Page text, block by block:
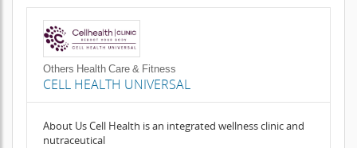
Others Health Care & Fitness
CELL HEALTH UNIVERSAL
About Us Cell Health is an integrated wellness clinic and
nutraceutical